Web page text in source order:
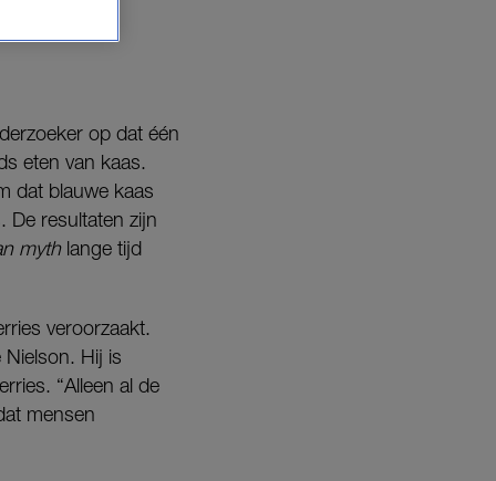
op dat één
eten van kaas.
dat blauwe kaas
De resultaten zijn
mythlange tijd
veroorzaakt.
Hij is
“Alleen al de
mensen